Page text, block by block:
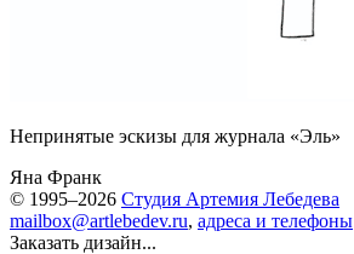
Непринятые эскизы для журнала «Эль»
Яна Франк
© 1995–2026 Студия Артемия Лебедева
mailbox@artlebedev.ru, адреса и телефоны
Заказать дизайн...